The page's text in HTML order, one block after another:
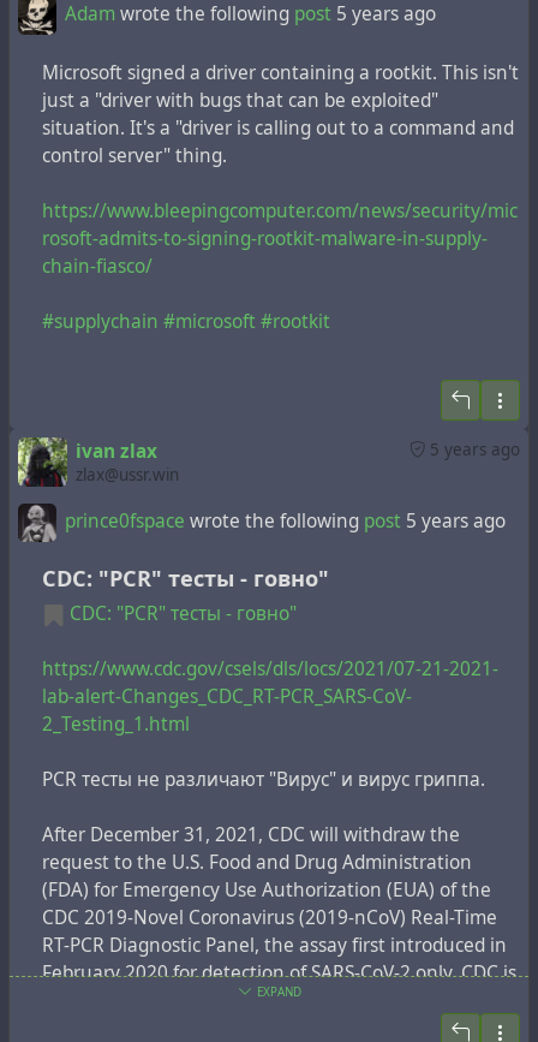
Это из
Форума, там же находим прекрасное плакатное
руководство —
https://www.mentealternativa.com/ma_media/2021/0
7/guia-vacuna-covid.jpg
Срочно переводим на русский и вывешиваем во
всех администрациях!!
Особенно мил последний ряд, см. в колонке о том,
Create FOMO, both socially and economically
FOMO это вот:
Fear of missing out = anxiety that an exciting or
interesting event may currently be happening
elsewhere, often aroused by posts seen on social
media
Страх пропустить = беспокойство, часто
что захватывающее или интересное событие
может сейчас случиться где-то ещё
колонка, что с субъектом нужно делать:
incentivize action and facilitate convenience
=
стимулировать действие и облегчить удобство
Т.е. провозглашаем, что начинаемдуматьrational
& cognitive, но заканчиваем оперированием на
уровне рефлексов по Павлову.
Adam wrote the following post 5 years ago
Microsoft signed a driver containing a rootkit. This isn't
just a "driver with bugs that can be exploited"
situation. It's a "driver is calling out to a command and
control server" thing.
https://www.bleepingcomputer.com/news/security/mic
rosoft-admits-to-signing-rootkit-malware-in-supply-
chain-fiasco/
#supplychain #microsoft #rootkit
5 years ago
ivan zlax
zlax@ussr.win
prince0fspace wrote the following post 5 years ago
CDC: "PCR" тесты - говно"
CDC: "PCR" тесты - говно"
https://www.cdc.gov/csels/dls/locs/2021/07-21-2021-
lab-alert-Changes_CDC_RT-PCR_SARS-CoV-
2_Testing_1.html
PCR тесты не различают "Вирус" и вирус гриппа.
After December 31, 2021, CDC will withdraw the
request to the U.S. Food and Drug Administration
(FDA) for Emergency Use Authorization (EUA) of the
CDC 2019-Novel Coronavirus (2019-nCoV) Real-Time
RT-PCR Diagnostic Panel, the assay first introduced in
February 2020 for detection of SARS-CoV-2 only. CDC is
providing this advance notice for clinical laboratories
to have adequate time to select and implement one of
EXPAND